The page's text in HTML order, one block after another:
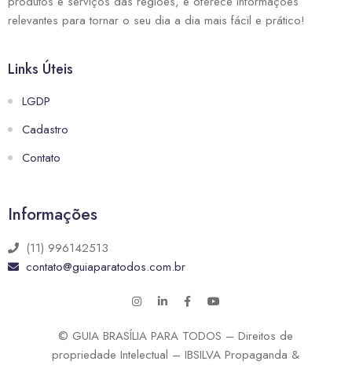
relevantes para tornar o seu dia a dia mais fácil e prático!
Links Úteis
LGDP
Cadastro
Contato
Informações
(11) 996142513
contato@guiaparatodos.com.br
© GUIA BRASÍLIA PARA TODOS – Direitos de
propriedade Intelectual – IBSILVA Propaganda &